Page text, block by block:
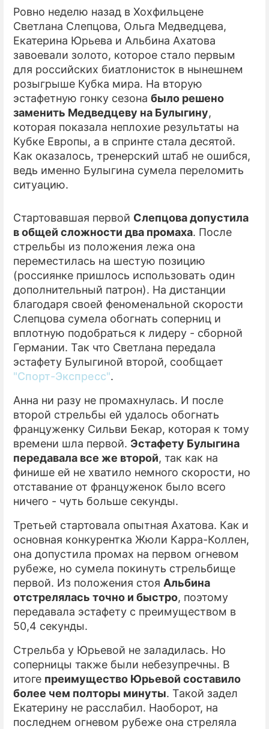
Ровно неделю назад в Хохфильцене
Светлана Слепцова, Ольга Медведцева,
Екатерина Юрьева и Альбина Ахатова
завоевали золото, которое стало первым
для российских биатлонисток в нынешнем
розыгрыше Кубка мира. На вторую
эстафетную гонку сезона было решено
заменить Медведцеву на Булыгину,
которая показала неплохие результаты на
Кубке Европы, а в спринте стала десятой.
Как оказалось, тренерский штаб не ошибся,
ведь именно Булыгина сумела переломить
ситуацию.
Стартовавшая первой Слепцова допустила
в общей сложности два промаха. После
стрельбы из положения лежа она
переместилась на шестую позицию
(россиянке пришлось использовать один
дополнительный патрон). На дистанции
благодаря своей феноменальной скорости
Слепцова сумела обогнать соперниц и
вплотную подобраться к лидеру - сборной
Германии. Так что Светлана передала
эстафету Булыгиной второй, сообщает
"Спорт-Экспресс".
Анна ни разу не промахнулась. И после
второй стрельбы ей удалось обогнать
француженку Сильви Бекар, которая к тому
времени шла первой. Эстафету Булыгина
передавала все же второй, так как на
финише ей не хватило немного скорости, но
отставание от француженок было всего
ничего - чуть больше секунды.
Третьей стартовала опытная Ахатова. Как и
основная конкурентка Жюли Карра-Коллен,
она допустила промах на первом огневом
рубеже, но сумела покинуть стрельбище
первой. Из положения стоя Альбина
отстрелялась точно и быстро, поэтому
передавала эстафету с преимуществом в
50,4 секунды.
Стрельба у Юрьевой не заладилась. Но
соперницы также были небезупречны. В
итоге преимущество Юрьевой составило
более чем полторы минуты. Такой задел
Екатерину не расслабил. Наоборот, на
последнем огневом рубеже она стреляла